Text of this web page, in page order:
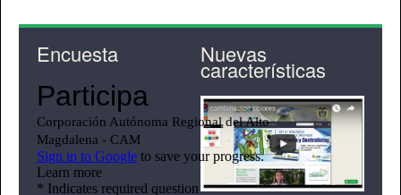
Encuesta Nuevas
características